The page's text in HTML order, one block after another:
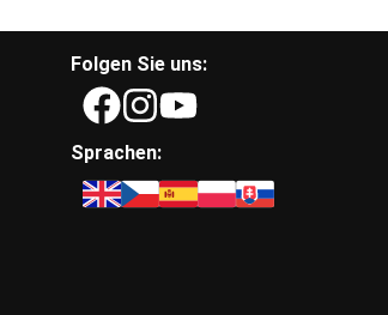
Folgen Sie uns:
Sprachen: